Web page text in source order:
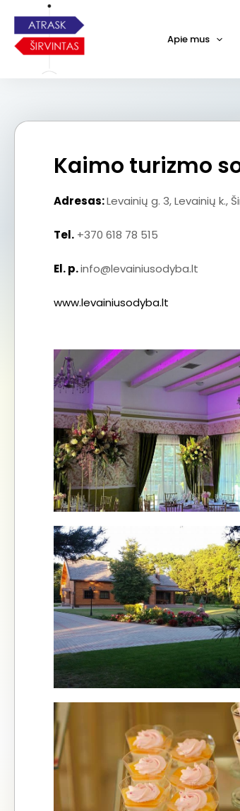
Apie mus
Kaimo turizmo
Adresas:Levainių g. 3, Levainių k.,
Tel. +370 618 78 515
El. p.info@levainiusodyba.lt
www.levainiusodyba.lt